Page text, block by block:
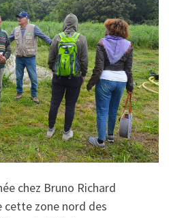
chez Bruno Richard
cette zone nord des